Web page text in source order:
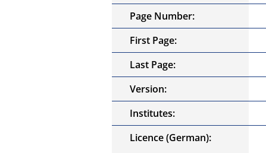
Page Number:
First Page:
Last Page:
Version:
Institutes:
Licence (German):